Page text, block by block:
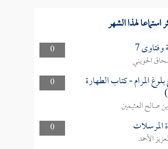
استماعا لهذا الشهر
0 7
الحويني
0
المرام - كتاب الطهارة
صالح العثيمين
0
الأحمد